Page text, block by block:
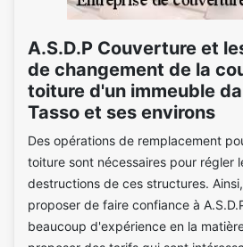
A.S.D.P Couverture et
de changement de la
toiture d'un immeuble
Tasso et ses environs
Des opérations de remplacement
toiture sont nécessaires pour régler
destructions de ces structures.
proposer de faire confiance à
beaucoup d'expérience en la